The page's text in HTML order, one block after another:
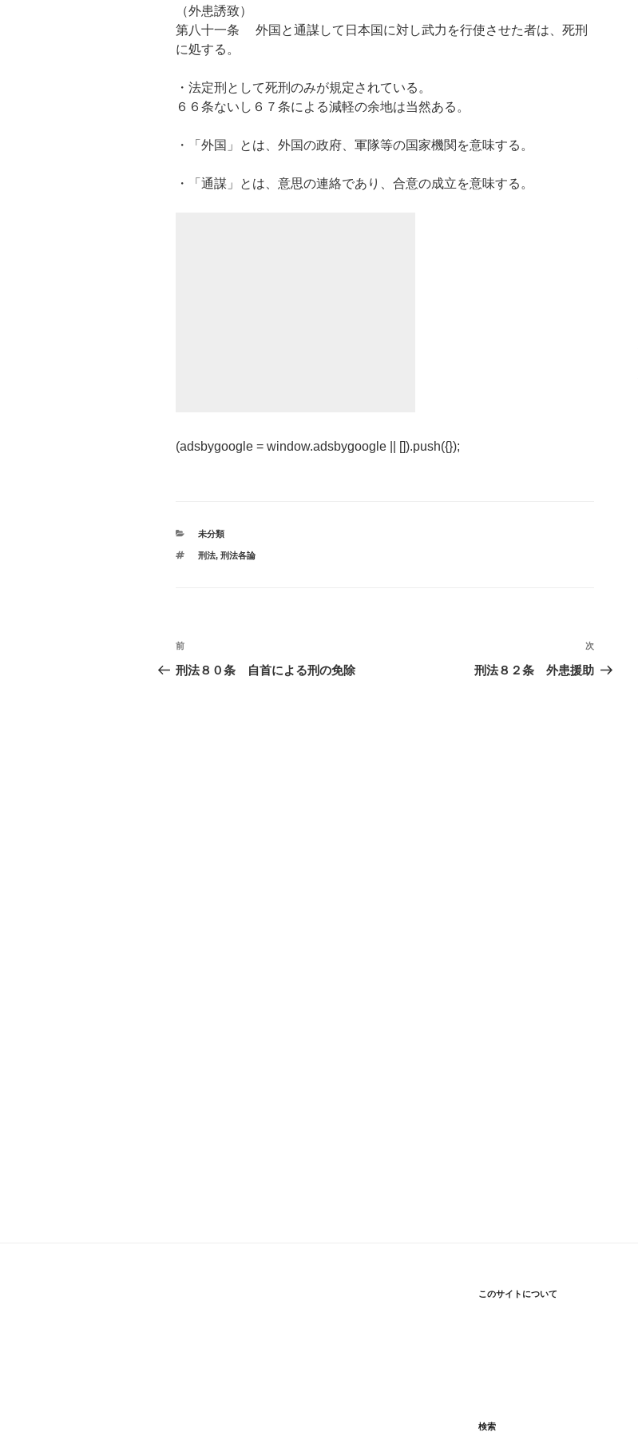
（外患誘致）
第八十一条 外国と通謀して日本国に対し武力を行使させた者は、死刑
に処する。
・法定刑として死刑のみが規定されている。
６６条ないし６７条による減軽の余地は当然ある。
・「外国」とは、外国の政府、軍隊等の国家機関を意味する。
・「通謀」とは、意思の連絡であり、合意の成立を意味する。
(adsbygoogle = window.adsbygoogle || []).push({});
カ
ゴ
未分類
タ
刑法, 刑法各論
投
稿
過
去
前
刑法８０条 自首による刑の免除
の
次
刑法８２条 外患援助
このサイトについて
検索